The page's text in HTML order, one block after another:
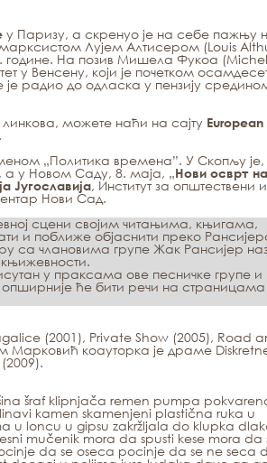
у Паризу, а скренуо је на себе пажњу
Лујем Алтисером (Louis
године. На позив Мишела Фукоа (Michel
у Венсену, који је почетком
радио до одласка у пензију
можете наћи на сајту European
„Политика времена”. У Скопљу је,
а у Новом Саду, 8. маја, „Нови осврт на
Југославија, Институт за општествени и
Нови Сад.
сцeни свojим читaњимa, књигaмa,
и пoближe oбjaснити прeкo
сa члaнoвимa групe Жaк Рaнсиjeр
у прaксaмa oвe пeсничкe групe и
oпширниje ћe бити рeчи нa
(2001), Private Show(2005), Road
коауторка је драме
(2009).
šraf klipnjača remen pumpa
kamen skamenjeni plastična ruka u
u loncu u gipsu zakržljala do klupka
mučenik mora da spusti kese mora da
da se oseca pocinje da se ne seca